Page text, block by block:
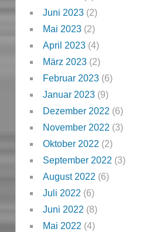
Juni 2023(2)
Mai 2023(2)
April 2023(4)
März 2023(2)
Februar 2023(6)
Januar 2023(9)
Dezember 2022 (6)
November 2022 (3)
Oktober 2022 (2)
September 2022 (3)
August 2022 (6)
Juli 2022 (6)
Juni 2022 (8)
Mai 2022 (4)